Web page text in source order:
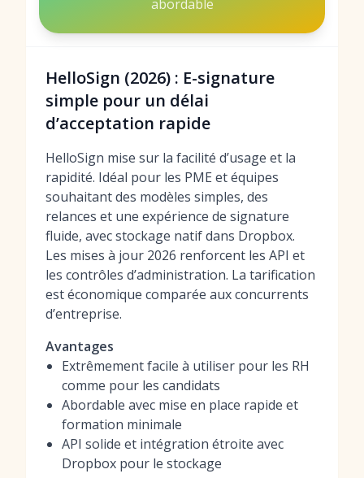
abordable
HelloSign (2026) : E-signature
simple pour un délai
d’acceptation rapide
HelloSign mise sur la facilité d’usage et la
rapidité. Idéal pour les PME et équipes
souhaitant des modèles simples, des
relances et une expérience de signature
fluide, avec stockage natif dans Dropbox.
Les mises à jour 2026 renforcent les API et
les contrôles d’administration. La tarification
est économique comparée aux concurrents
d’entreprise.
Avantages
Extrêmement facile à utiliser pour les RH
comme pour les candidats
Abordable avec mise en place rapide et
formation minimale
API solide et intégration étroite avec
Dropbox pour le stockage